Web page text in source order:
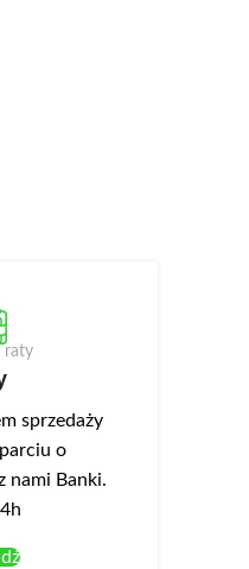
raty
sprzedaży
o
nami Banki.